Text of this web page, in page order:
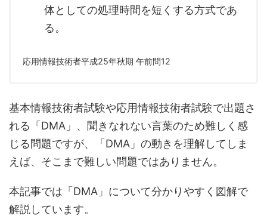
体としての処理時間を短くする方式であ
る。
応用情報技術者平成25年秋期 午前問12
基本情報技術者試験や応用情報技術者試験で出題さ
れる「DMA」、聞きなれない言葉のため難しく感
じる問題ですが、「DMA」の動きを理解してしま
えば、そこまで難しい問題ではありません。
本記事では「DMA」について分かりやすく図解で
解説しています。